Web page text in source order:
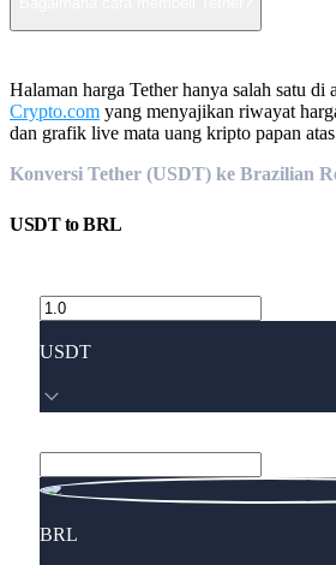
Halaman harga Tether hanya salah satu di
Crypto.com yang menyajikan riwayat
dan grafik live mata uang kripto papan
Konversi Tether (USDT) ke Brazilian
USDTtoBRL
USDT
BRL